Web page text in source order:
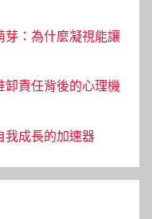
芽：為什麼凝視能讓
卸責任背後的心理機
我成長的加速器